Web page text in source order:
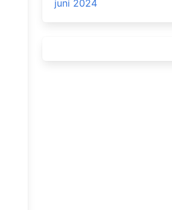
juni 2024